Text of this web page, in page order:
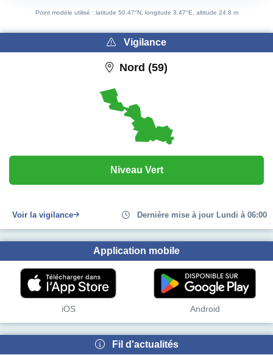
Point modèle utilisé : latitude 50.47°N, longitude 3.47°E, altitude 24.8 m
Vigilance
Nord (59)
Niveau Vert
Voir la vigilance Dernière mise à jour Lundi à 06:00
Application mobile
iOS Android
Fil d'actualités